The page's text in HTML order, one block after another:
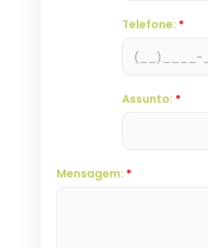
Telefone: *
Assunto: *
Mensagem: *